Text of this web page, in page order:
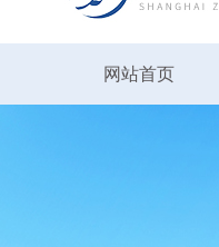
网站首页